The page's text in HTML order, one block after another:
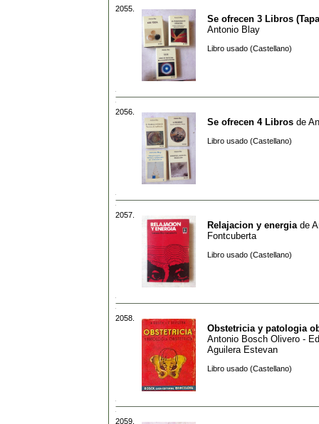
2055.
Se ofrecen 3 Libros
Antonio Blay
Libro usado (Castellano)
2056.
Se ofrecen 4 Libros de
Libro usado (Castellano)
2057.
Relajacion y energia de
Fontcuberta
Libro usado (Castellano)
2058.
Obstetricia y patologia
Antonio Bosch Olivero -
Aguilera Estevan
Libro usado (Castellano)
2059.